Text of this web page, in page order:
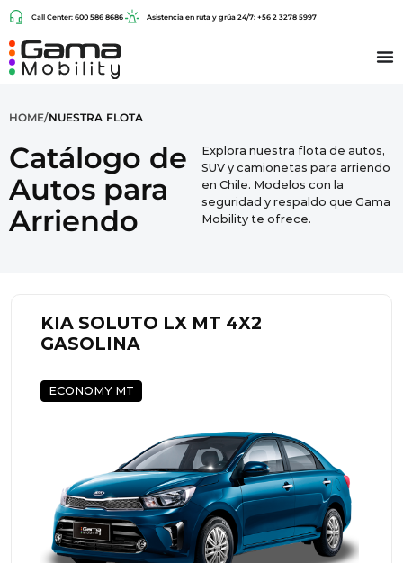
Call Center: 600 586 8686 Asistencia en ruta y grúa 24/7: +56 2 3278 5997
HOME/NUESTRA FLOTA
Catálogo de
Autos para
Arriendo
Explora nuestra flota de autos,
SUV y camionetas para arriendo
en Chile. Modelos con la
seguridad y respaldo que Gama
Mobility te ofrece.
KIA SOLUTO LX MT 4X2
GASOLINA
ECONOMY MT